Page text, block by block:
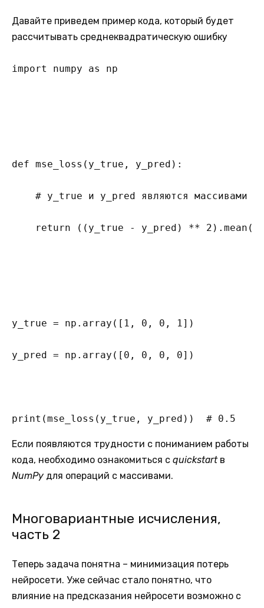
Давайте приведем пример кода, который будет
рассчитывать среднеквадратическую ошибку
import numpy as np
def mse_loss(y_true, y_pred):
# y_true и y_pred являются массивами
return ((y_true - y_pred) ** 2).mean()
y_true = np.array([1, 0, 0, 1])
y_pred = np.array([0, 0, 0, 0])
print(mse_loss(y_true, y_pred))  # 0.5
Если появляются трудности с пониманием работы
кода, необходимо ознакомиться с quickstartв
NumPy для операций с массивами.
Многовариантные исчисления,
часть 2
Теперь задача понятна – минимизация потерь
нейросети. Уже сейчас стало понятно, что
влияние на предсказания нейросети возможно с